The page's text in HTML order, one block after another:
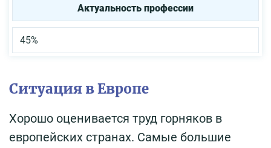
Актуальность профессии
45%
Ситуация в Европе
Хорошо оценивается труд горняков в
европейских странах. Самые большие